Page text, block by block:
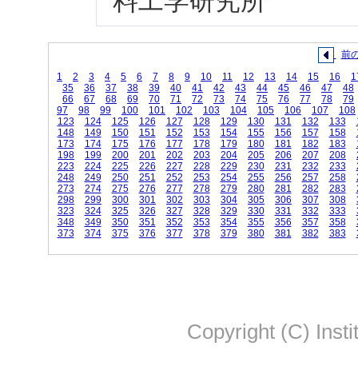
前
1
2 3 4 5 6 7 8 9 10 11 12 13 14 15 16
35
36 37 38 39 40 41 42 43 44 45 46 47
48
66
67 68 69 70 71 72 73 74 75 76 77 78
79
97
98 99 100 101 102 103 104 105 106 107
108
123
124 125 126 127 128 129 130 131 132 133
148
149 150 151 152 153 154 155 156 157 158
173
174 175 176 177 178 179 180 181 182 183
198
199 200 201 202 203 204 205 206 207 208
223
224 225 226 227 228 229 230 231 232 233
248
249 250 251 252 253 254 255 256 257 258
273
274 275 276 277 278 279 280 281 282 283
298
299 300 301 302 303 304 305 306 307 308
323
324 325 326 327 328 329 330 331 332 333
348
349 350 351 352 353 354 355 356 357 358
373
374 375 376 377 378 379 380 381 382 383
Copyright (C)